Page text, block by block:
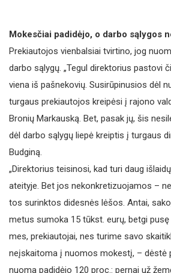
Mokesčiai padidėjo, o darbo sąlygos
Prekiautojos vienbalsiai tvirtino, jog
darbo sąlygų. „Tegul direktorius pastovi
viena iš pašnekovių. Susirūpinusios dėl
turgaus prekiautojos kreipėsi į rajono
Bronių Markauską. Bet, pasak jų, šis
dėl darbo sąlygų liepė kreiptis į turgaus
Budginą.
„Direktorius teisinosi, kad turi daug
ateityje. Bet jos nekonkretizuojamos –
tos surinktos didesnės lėšos. Antai,
metus sumoka 15 tūkst. eurų, betgi
mes, prekiautojai, nes turime savo
neįskaitoma į nuomos mokestį, – dėstė
nuoma padidėjo 120 proc.: pernai už